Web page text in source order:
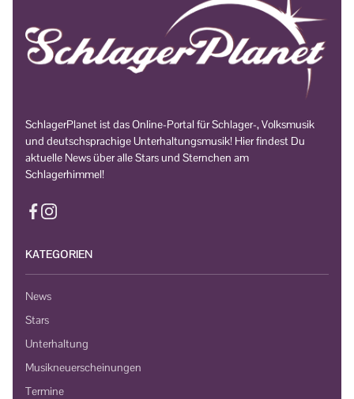
SchlagerPlanet ist das Online-Portal für Schlager-, Volksmusik
und deutschsprachige Unterhaltungsmusik! Hier findest Du
aktuelle News über alle Stars und Sternchen am
Schlagerhimmel!
KATEGORIEN
News
Stars
Unterhaltung
Musikneuerscheinungen
Termine